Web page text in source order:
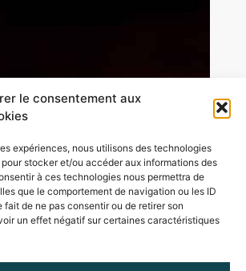
le consentement aux
expériences, nous utilisons des technologies
stocker et/ou accéder aux informations des
à ces technologies nous permettra de
que le comportement de navigation ou les ID
fait de ne pas consentir ou de retirer son
un effet négatif sur certaines caractéristiques